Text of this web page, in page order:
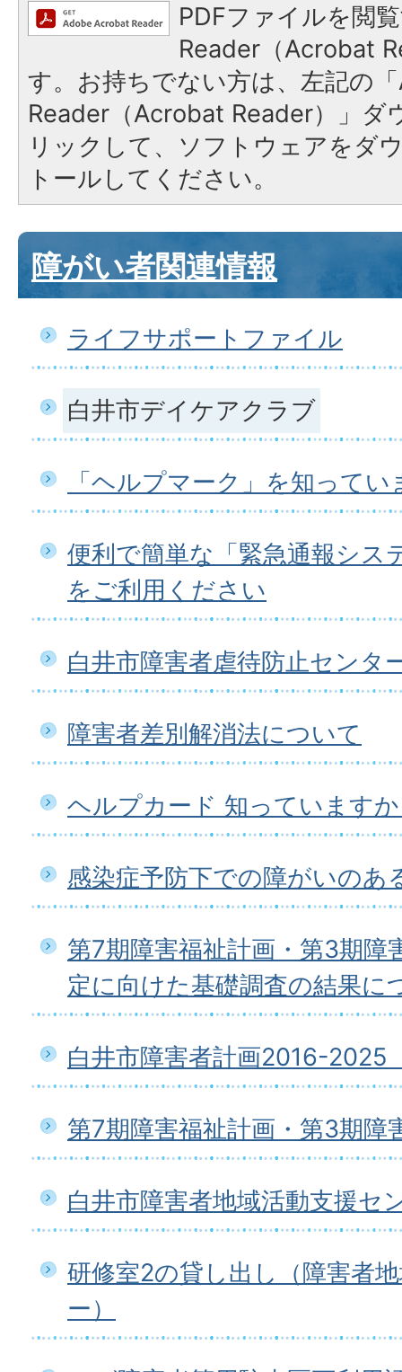
PDFファイルを閲
Reader（Acrobat
す。お持ちでない方は、左記の
Reader（Acrobat Reader）」ダ
リックして、ソフトウェアをダ
トールしてください。
障がい者関連情報
ライフサポートファイル
白井市デイケアクラブ
「ヘルプマーク」を知ってい
便利で簡単な「緊急通報シス
をご利用ください
白井市障害者虐待防止センタ
障害者差別解消法について
ヘルプカード 知っています
感染症予防下での障がいのあ
第7期障害福祉計画・第3期障
定に向けた基礎調査の結果に
白井市障害者計画2016-2025
第7期障害福祉計画・第3期障
白井市障害者地域活動支援セ
研修室2の貸し出し（障害者
ー）